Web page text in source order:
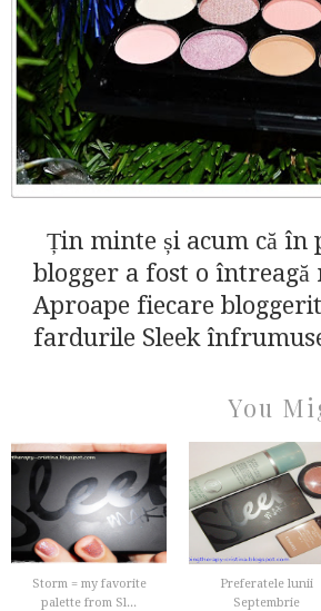
Țin minte și acum că
blogger a fost o întreagă
Aproape fiecare
fardurile Sleek
You
Storm = my favorite
palette from Sl...
Preferatele lunii
Septembrie